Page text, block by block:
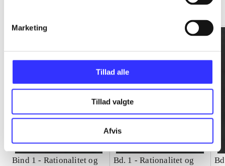
Marketing
Tillad alle
Tillad valgte
Afvis
Bind 1 - Rationalitet og
Bd. 1 -Rationalitet og